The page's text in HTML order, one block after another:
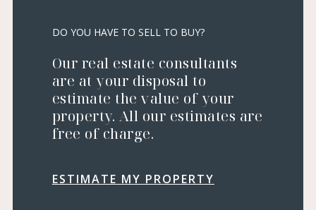
DO YOU HAVE TO SELL TO BUY?
Our real estate consultants
are at your disposal to
estimate the value of your
property. All our estimates are
free of charge.
ESTIMATE MY PROPERTY